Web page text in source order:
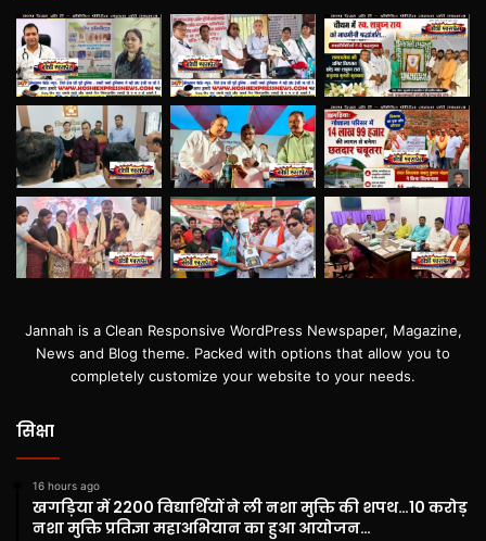
Jannah is a Clean Responsive WordPress Newspaper, Magazine,
News and Blog theme. Packed with options that allow you to
completely customize your website to your needs.
सिक्षा
16 hours ago
खगड़िया में 2200 विद्यार्थियों ने ली नशा मुक्ति की शपथ…10 करोड़
नशा मुक्ति प्रतिज्ञा महाअभियान का हुआ आयोजन…